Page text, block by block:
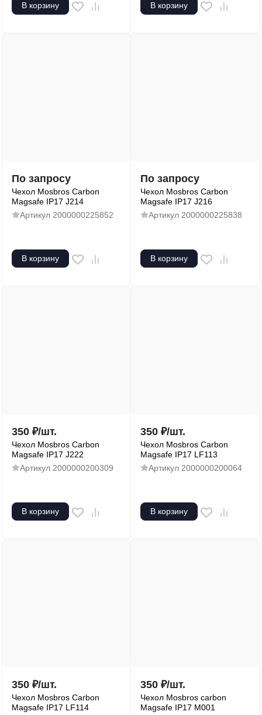
В корзину В корзину
По запросу
Чехол Mosbros Carbon
Magsafe IP17 J214
Артикул 2000000225852
В корзину
По запросу
Чехол Mosbros Carbon
Magsafe IP17 J216
Артикул 2000000225838
В корзину
350 ₽/шт.
Чехол Mosbros Carbon
Magsafe IP17 J222
Артикул 2000000200309
В корзину
350 ₽/шт.
Чехол Mosbros Carbon
Magsafe IP17 LF113
Артикул 2000000200064
В корзину
350 ₽/шт.
Чехол Mosbros Carbon
Magsafe IP17 LF114
350 ₽/шт.
Чехол Mosbros carbon
Magsafe IP17 M001